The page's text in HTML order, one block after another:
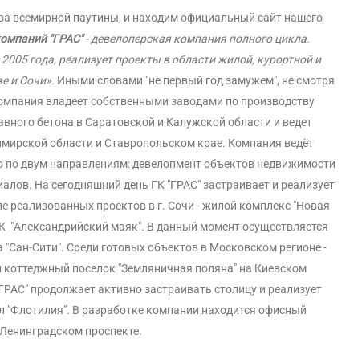
всемирной паутины, и находим официальный сайт нашего
"ГРАС"- девелоперская компания полного цикла.
года, реализует проекты в области жилой, курортной и
и Сочи». Иными словами "не первый год замужем", не смотря
владеет собственными заводами по производству
бетона в Саратовской и Калужской области и ведет
области и Ставропольском крае. Компания ведёт
по двум направлениям: девелопмент объектов недвижимости
На сегодняшний день ГК "ГРАС" застраивает и реализует
реализованных проектов в г. Сочи - жилой комплекс "Новая
маяк". В данный момент осуществляется
"Сан-Сити". Среди готовых объектов в Московском регионе -
поселок "Земляничная поляна" на Киевском
продолжает активно застраивать столицу и реализует
"Флотилия". В разработке компании находится офисный
проспекте.